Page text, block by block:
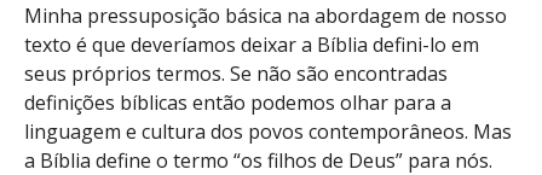
Minha pressuposição básica na abordagem de nosso
texto é que deveríamos deixar a Bíblia defini-lo em
seus próprios termos. Se não são encontradas
definições bíblicas então podemos olhar para a
linguagem e cultura dos povos contemporâneos. Mas
a Bíblia define o termo “os filhos de Deus” para nós.